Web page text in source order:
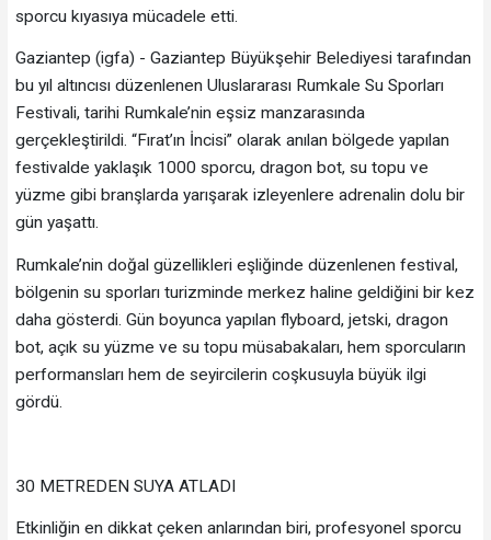
sporcu kıyasıya mücadele etti.
Gaziantep (igfa) - Gaziantep Büyükşehir Belediyesi tarafından
bu yıl altıncısı düzenlenen Uluslararası Rumkale Su Sporları
Festivali, tarihi Rumkale’nin eşsiz manzarasında
gerçekleştirildi. “Fırat’ın İncisi” olarak anılan bölgede yapılan
festivalde yaklaşık 1000 sporcu, dragon bot, su topu ve
yüzme gibi branşlarda yarışarak izleyenlere adrenalin dolu bir
gün yaşattı.
Rumkale’nin doğal güzellikleri eşliğinde düzenlenen festival,
bölgenin su sporları turizminde merkez haline geldiğini bir kez
daha gösterdi. Gün boyunca yapılan flyboard, jetski, dragon
bot, açık su yüzme ve su topu müsabakaları, hem sporcuların
performansları hem de seyircilerin coşkusuyla büyük ilgi
gördü.
30 METREDEN SUYA ATLADI
Etkinliğin en dikkat çeken anlarından biri, profesyonel sporcu